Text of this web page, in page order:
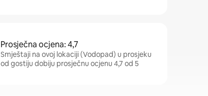
Prosječna ocjena: 4,7
Smještaji na ovoj lokaciji (Vodopad) u prosjeku
od gostiju dobiju prosječnu ocjenu 4,7 od 5